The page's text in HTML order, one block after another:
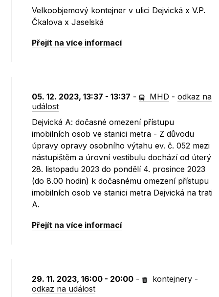
Velkoobjemový kontejner v ulici Dejvická x V.P.
Čkalova x Jaselská
Přejít na více informací
05. 12. 2023, 13:37 - 13:37 - MHD -odkaz na
událost
Dejvická A: dočasné omezení přístupu
imobilních osob ve stanici metra - Z důvodu
úpravy opravy osobního výtahu ev. č. 052 mezi
nástupištěm a úrovní vestibulu dochází od úterý
28. listopadu 2023 do pondělí 4. prosince 2023
(do 8.00 hodin) k dočasnému omezení přístupu
imobilních osob ve stanici metra Dejvická na trati
A.
Přejít na více informací
29. 11. 2023, 16:00 - 20:00 - kontejnery -
odkaz na událost